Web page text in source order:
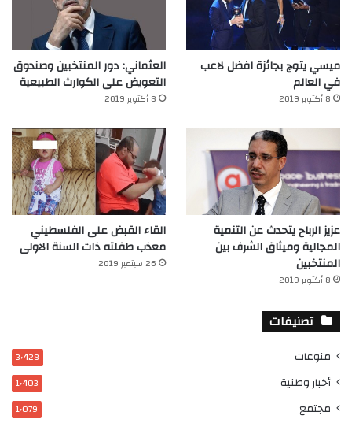
ميسي يتوج بجائزة افضل لاعب
في العالم‎
8 أكتوبر 2019
العثماني: دور المنتخبين وصندوق
التعويض على الكوارث الطبيعية
8 أكتوبر 2019
عزيز الرباح يتحدث عن التنمية
المجالية وميثاق الشرف بين
المنتخبين
8 أكتوبر 2019
القاء القبض على الفلسطيني
معذب طفلته ذات السنة الاولى
26 سبتمبر 2019
تصنيفات
منوعات 3٬428
أخبار وطنية 1٬403
مجتمع 1٬079